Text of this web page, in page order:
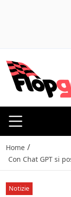
Home /
Con Chat GPT si
Notizie